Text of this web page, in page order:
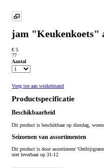
jam "Keukenkoets"
€ 5
77
Aantal
Voeg toe aan winkelmand
Productspecificatie
Beschikbaarheid
Dit product is beschikbaar op dinsdag,
Seizoenen van assortimenten
Dit product is door assortiment
niet leverbaar op 31-12